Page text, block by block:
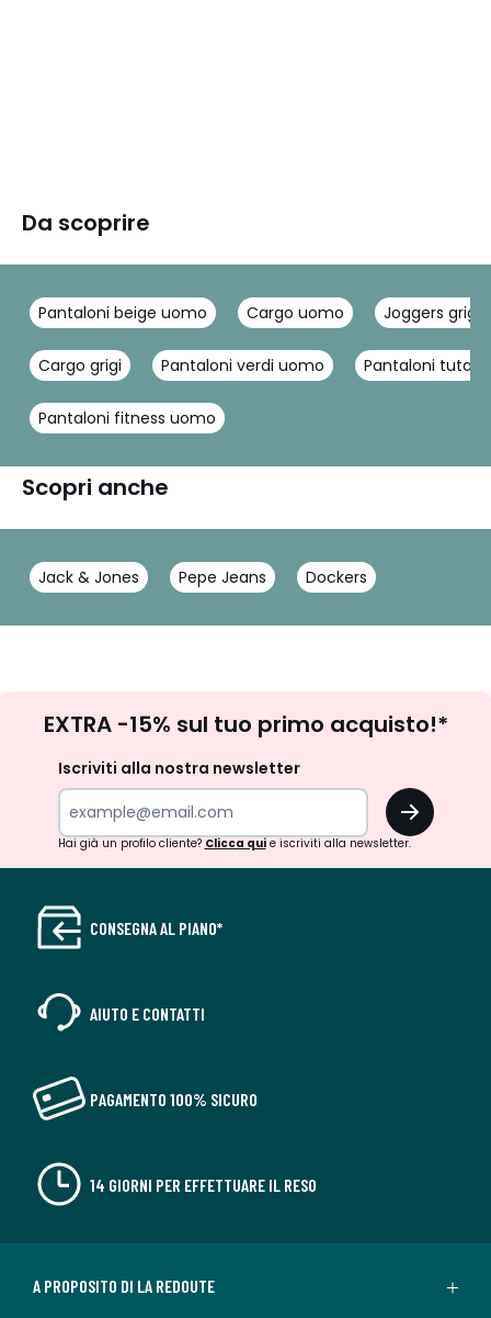
Da scoprire
Pantaloni beige uomo Cargo uomo Joggers grigi
Cargo grigi Pantaloni verdi uomo Pantaloni tuta
Pantaloni fitness uomo
Scopri anche
Jack & Jones Pepe Jeans Dockers
newsletter
EXTRA -15% sul tuo primo acquisto!*
Iscriviti alla nostra newsletter
OK
Hai già un profilo cliente? Clicca quie iscriviti alla newsletter.
CONSEGNA AL PIANO*
AIUTO E CONTATTI
PAGAMENTO 100% SICURO
14 GIORNI PER EFFETTUARE IL RESO
A PROPOSITO DI LA REDOUTE